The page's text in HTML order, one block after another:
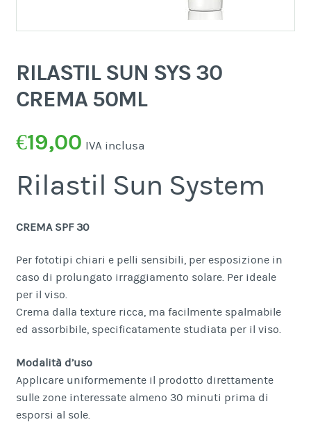
RILASTIL SUN SYS 30
CREMA 50ML
€19,00 IVA inclusa
Rilastil Sun System
CREMA SPF 30
Per fototipi chiari e pelli sensibili, per esposizione in
caso di prolungato irraggiamento solare. Per ideale
per il viso.
Crema dalla texture ricca, ma facilmente spalmabile
ed assorbibile, specificatamente studiata per il viso.
Modalità d’uso
Applicare uniformemente il prodotto direttamente
sulle zone interessate almeno 30 minuti prima di
esporsi al sole.